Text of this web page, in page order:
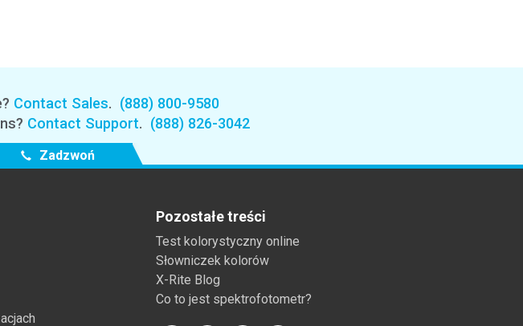
Contact Sales. (888) 800-9580
Contact Support. (888) 826-3042
Zadzwoń
Pozostałe treści
Test kolorystyczny online
Słowniczek kolorów
X-Rite Blog
Co to jest spektrofotometr?